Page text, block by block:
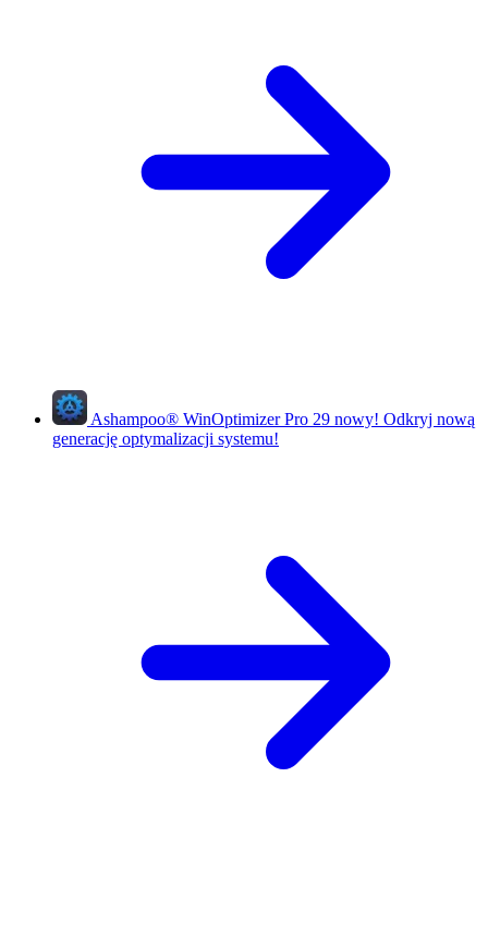
Ashampoo® WinOptimizer Pro 29 nowy! Odkryj nową
generację optymalizacji systemu!